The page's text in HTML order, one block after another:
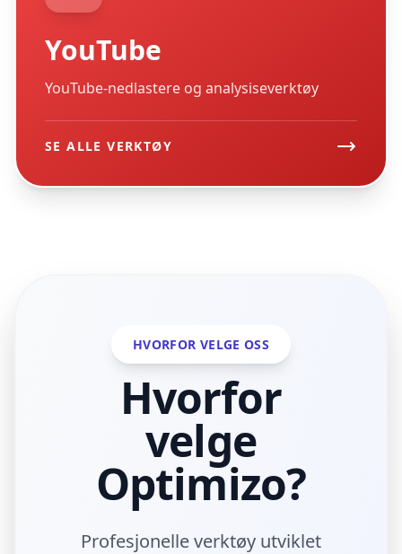
YouTube
YouTube-nedlastere og analysiseverktøy
SE ALLE VERKTØY
HVORFOR VELGE OSS
Hvorfor
velge
Optimizo?
Profesjonelle verktøy utviklet